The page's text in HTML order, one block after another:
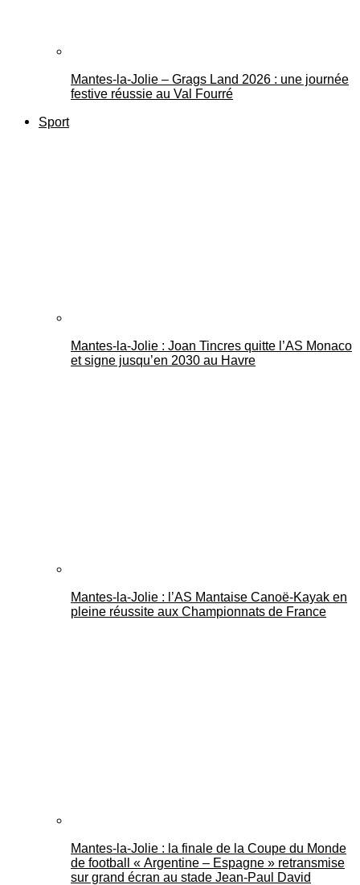
Mantes-la-Jolie – Grags Land 2026 : une journée
festive réussie au Val Fourré
Sport
Mantes-la-Jolie : Joan Tincres quitte l’AS Monaco
et signe jusqu’en 2030 au Havre
Mantes-la-Jolie : l’AS Mantaise Canoë‑Kayak en
pleine réussite aux Championnats de France
Mantes-la-Jolie : la finale de la Coupe du Monde
de football « Argentine – Espagne » retransmise
sur grand écran au stade Jean-Paul David